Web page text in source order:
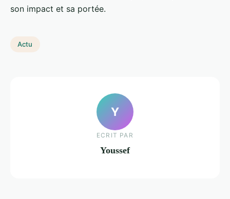
son impact et sa portée.
Actu
Y
ECRIT PAR
Youssef